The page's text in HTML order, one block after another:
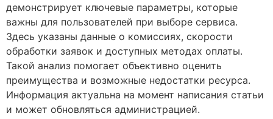
демонстрирует ключевые параметры, которые
важны для пользователей при выборе сервиса.
Здесь указаны данные о комиссиях, скорости
обработки заявок и доступных методах оплаты.
Такой анализ помогает объективно оценить
преимущества и возможные недостатки ресурса.
Информация актуальна на момент написания статьи
и может обновляться администрацией.